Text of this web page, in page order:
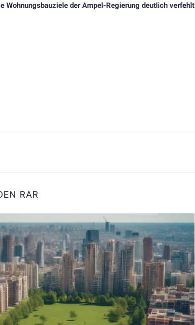
der Ampel-Regierung deutlich verfehlt
RAR